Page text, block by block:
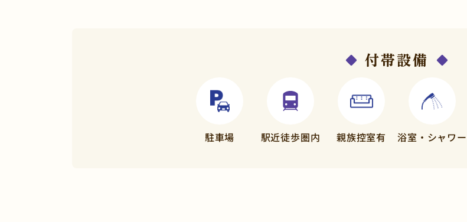
付帯設備
駐車場 駅近徒歩圏内 親族控室有 浴室・ シャワー